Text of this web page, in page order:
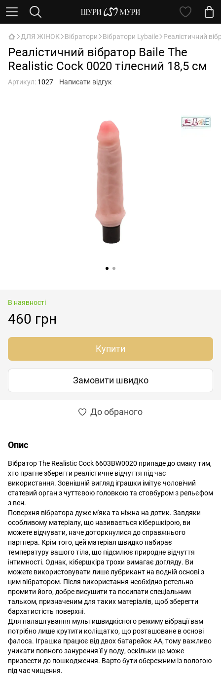
ДЛЯ ЖІНОК Вібратори Вібратори Lybaile Реалістичний
Реалістичний вібратор Baile The
Realistic Cock 0020 тілесний 18,5 см
Артикул: 1027 Написати відгук
В наявності
460 грн
Купити
Замовити швидко
До обраного
Опис
Вібратор The Realistic Cock 6603BW0020 припаде до смаку тим,
хто прагне зберегти реалістичне відчуття під час
використання. Зовнішній вигляд іграшки імітує чоловічий
статевий орган з чуттєвою головкою та стовбуром з рельєфом
з вен.
Поверхня вібратора дуже м'яка та ніжна на дотик. Завдяки
особливому матеріалу, що називається кібершкірою, ви
можете відчувати, наче доторкнулися до справжнього
партнера. Крім того, цей матеріал швидко набирає
температуру вашого тіла, що підсилює природне відчуття
інтимності. Однак, кібершкіра трохи вимагає догляду. Ви
можете використовувати лише лубрикант на водній основі з
цим вібратором. Після використання необхідно ретельно
промити його, добре висушити та посипати спеціальним
тальком, призначеним для таких матеріалів, щоб зберегти
бархатистість поверхні.
Для налаштування мультишвидкісного режиму вібрації вам
потрібно лише крутити коліщатко, що розташоване в основі
фалоса. Іграшка працює від двох батарейок АА, тому важливо
уникати повного занурення її у воду, оскільки це може
призвести до пошкодження. Варто бути обережним із вологою
під час чищення.